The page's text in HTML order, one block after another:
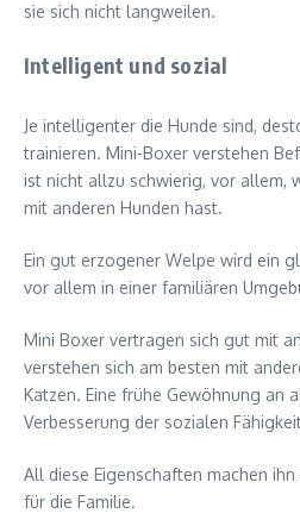
sie sich nicht langweilen.
Intelligent und sozial
Je intelligenter die Hunde sind,
trainieren. Mini-Boxer verstehen
ist nicht allzu schwierig, vor allem,
mit anderen Hunden hast.
Ein gut erzogener Welpe wird ein
vor allem in einer familiären
Mini Boxer vertragen sich gut mit
verstehen sich am besten mit
Katzen. Eine frühe Gewöhnung an
Verbesserung der sozialen
All diese Eigenschaften machen
für die Familie.